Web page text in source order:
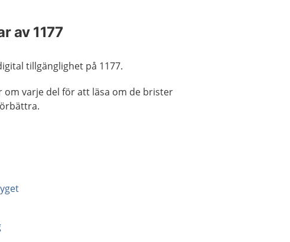
av 1177
tillgänglighet på 1177.
om varje del för att läsa om de brister